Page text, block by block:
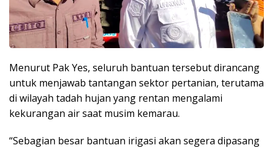
Menurut Pak Yes, seluruh bantuan tersebut dirancang
untuk menjawab tantangan sektor pertanian, terutama
di wilayah tadah hujan yang rentan mengalami
kekurangan air saat musim kemarau.
“Sebagian besar bantuan irigasi akan segera dipasang